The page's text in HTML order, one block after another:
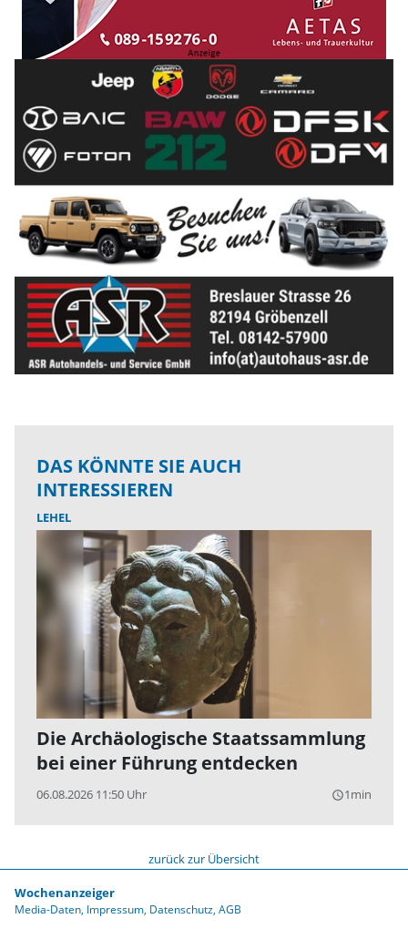
DAS KÖNNTE SIE AUCH
INTERESSIEREN
LEHEL
Die Archäologische Staatssammlung
bei einer Führung entdecken
06.08.2026 11:50 Uhr query_builder1min
zurück zur Übersicht
Wochenanzeiger
Media-Daten Impressum Datenschutz AGB